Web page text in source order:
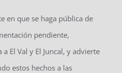
en que se haga pública de
pendiente,
El Val y El Juncal, y advierte
estos hechos a las